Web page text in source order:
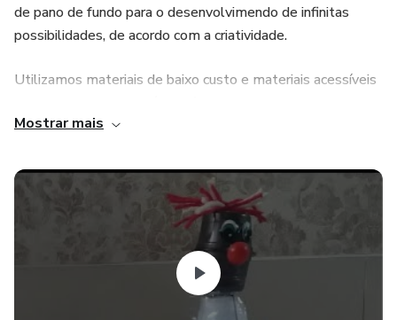
de pano de fundo para o desenvolvimendo de infinitas
possibilidades, de acordo com a criatividade.
Utilizamos materiais de baixo custo e materiais acessíveis
maneira barata e para todos.
Mostrar mais